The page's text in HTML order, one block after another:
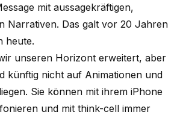
mit aussagekräftigen,
Narrativen. Das galt vor 20 Jahren
heute.
unseren Horizont erweitert, aber
künftig nicht auf Animationen und
Sie können mit ihrem iPhone
und mit think-cell immer